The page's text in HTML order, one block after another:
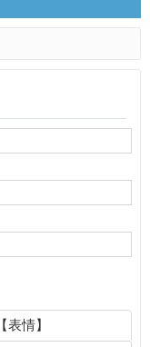
【表情】